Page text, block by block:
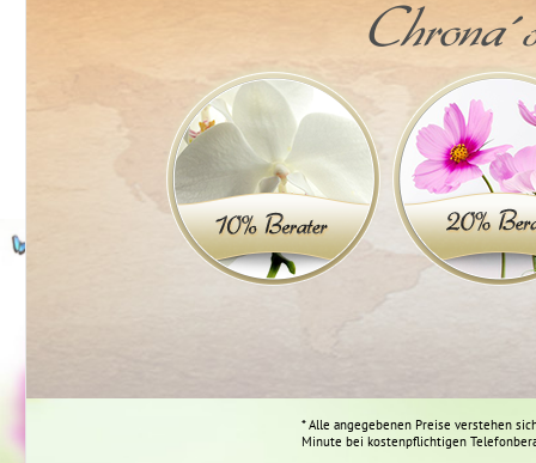
* Alle angegebenen Preise verstehen
Minute bei kostenpflichtigen